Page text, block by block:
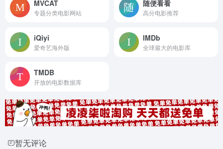
MVCAT
专题分类电影网站
随便看看
高分电影推荐
iQiyi
爱奇艺海外版
IMDb
全球最大的电影库
TMDB
开放的电影数据库
暂无评论